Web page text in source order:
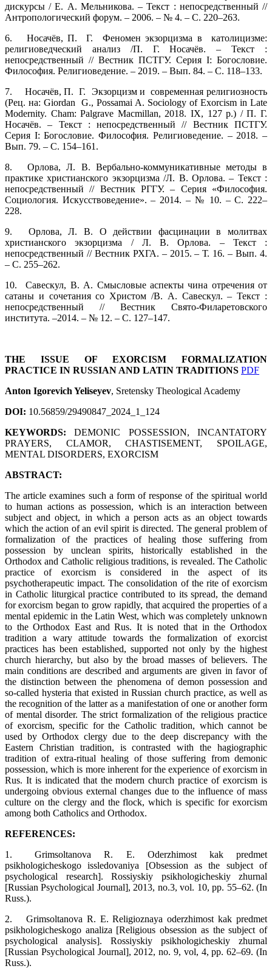
дискурсы / Е. А. Мельникова. – Текст : непосредственный //
Антропологический форум. – 2006. – № 4. – С. 220–263.
6.
Носачёв, П. Г. Феномен экзорцизма в католицизме:
религиоведческий анализ /П. Г. Носачёв. – Текст :
непосредственный // Вестник ПСТГУ. Серия I: Богословие.
Философия. Религиоведение. – 2019. – Вып. 84. – С. 118–133.
7.
Носачёв, П. Г. Экзорцизм и современная религиозность
(Рец. на: Giordan G., Possamai A. Sociology of Exorcism in Late
Modernity. Cham: Palgrave Macmillan, 2018. IX, 127 p.) / П. Г.
Носачёв. – Текст : непосредственный // Вестник ПСТГУ.
Серия I: Богословие. Философия. Религиоведение. – 2018. –
Вып. 79. – С. 154–161.
8.
Орлова, Л. В. Вербально‑коммуникативные методы в
практике христианского экзорцизма /Л. В. Орлова. – Текст :
непосредственный // Вестник РГГУ. – Серия «Философия.
Социология. Искусствоведение». – 2014. – № 10. – С. 222–
228.
9.
Орлова, Л. В. О действии фасцинации в молитвах
христианского экзорцизма / Л. В. Орлова. – Текст :
непосредственный // Вестник РХГА. – 2015. – Т. 16. – Вып. 4.
– С. 255–262.
10.
Савескул, В. А. Смысловые аспекты чина отречения от
сатаны и сочетания со Христом /В. А. Савескул. – Текст :
непосредственный // Вестник Свято‑Филаретовского
института. –2014. – № 12. – С. 127–147.
THE ISSUE OF EXORCISM FORMALIZATION
PRACTICE IN RUSSIAN AND LATIN TRADITIONS PDF
Anton Igorevich Yeliseyev, Sretensky Theological Academy
DOI: 10.56859/29490847_2024_1_124
KEYWORDS: DEMONIC POSSESSION, INCANTATORY
PRAYERS, CLAMOR, CHASTISEMENT, SPOILAGE,
MENTAL DISORDERS, EXORCISM
ABSTRACT:
The article examines such a form of response of the spiritual world
to human actions as possession, which is an interaction between
subject and object, in which a person acts as an object towards
which the action of an evil spirit is directed. The general problem of
formalization of the practices of healing those suffering from
possession by unclean spirits, historically established in the
Orthodox and Catholic religious traditions, is revealed. The Catholic
practice of exorcism is considered in the aspect of its
psychotherapeutic impact. The consolidation of the rite of exorcism
in Catholic liturgical practice contributed to its spread, the demand
for exorcism began to grow rapidly, that acquired the properties of a
mental epidemic in the Latin West, which was completely unknown
to the Orthodox East and Rus. It is noted that in the Orthodox
tradition a wary attitude towards the formalization of exorcist
practices has been established, supported not only by the highest
church hierarchy, but also by the broad masses of believers. The
main conditions are described and arguments are given in favor of
the distinction between the phenomena of demon possession and
so‑called hysteria that existed in Russian church practice, as well as
the recognition of the latter as a manifestation of one or another form
of mental disorder. The strict formalization of the religious practice
of exorcism, specific for the Catholic tradition, which cannot be
used by Orthodox clergy due to the deep discrepancy with the
Eastern Christian tradition, is contrasted with the hagiographic
tradition of extra‑ritual healing of those suffering from demonic
possession, which is more inherent for the experience of exorcism in
Rus. It is indicated that the modern church practice of exorcism is
undergoing obvious external changes due to the influence of mass
culture on the clergy and the flock, which is specific for exorcism
among both Catholics and Orthodox.
REFERENCES:
1.
Grimsoltanova R. E. Oderzhimost kak predmet
psikhologicheskogo issledovaniya [Obsession as the subject of
psychological research]. Rossiyskiy psikhologicheskiy zhurnal
[Russian Psychological Journal], 2013, no.3, vol. 10, pp. 55–62. (In
Russ.).
2.
Grimsoltanova R. E. Religioznaya oderzhimost kak predmet
psikhologicheskogo analiza [Religious obsession as the subject of
psychological analysis]. Rossiyskiy psikhologicheskiy zhurnal
[Russian Psychological Journal], 2012, no. 9, vol, 4, pp. 62–69. (In
Russ.).